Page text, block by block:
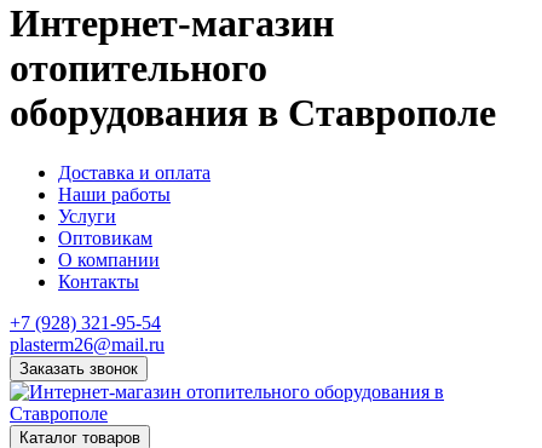
Интернет-магазин
отопительного
оборудования в Ставрополе
Доставка и оплата
Наши работы
Услуги
Оптовикам
О компании
Контакты
+7 (928) 321-95-54
plasterm26@mail.ru
Заказать звонок
Каталог товаров